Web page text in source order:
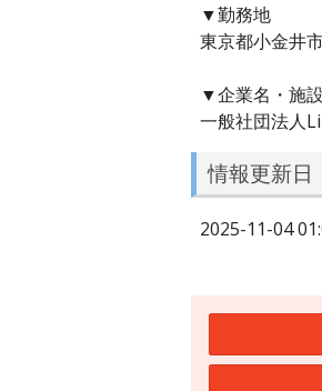
▼勤務地
東京都小金井
▼企業名・施
一般社団法人
情報更新日
2025-11-04